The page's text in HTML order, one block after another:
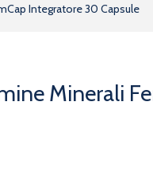
Integratore 30 Capsule
Minerali